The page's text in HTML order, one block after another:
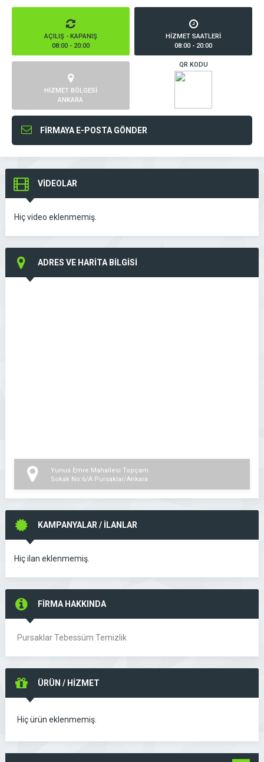
AÇILIŞ - KAPANIŞ
08:00 - 20:00
HİZMET SAATLERİ
08:00 - 20:00
HİZMET BÖLGESİ
ANKARA
QR KODU
FİRMAYA E-POSTA GÖNDER
VİDEOLAR
Hiç video eklenmemiş.
ADRES VE HARİTA BİLGİSİ
Yunus Emre Mahallesi Topçam
Sokak No:6/A Pursaklar/Ankara
KAMPANYALAR / İLANLAR
Hiç ilan eklenmemiş.
FİRMA HAKKINDA
Pursaklar Tebessüm Temizlik
ÜRÜN / HİZMET
Hiç ürün eklenmemiş.